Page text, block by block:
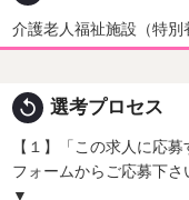
介護老人福祉施設（特別
replay 選考プロセス
【１】「この求人に応
フォームからご応募下さ
▼